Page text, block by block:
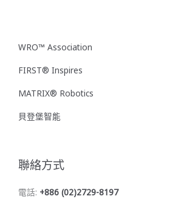
WRO™ Association
FIRST® Inspires
MATRIX® Robotics
貝登堡智能
聯絡方式
電話: +886 (02)2729-8197